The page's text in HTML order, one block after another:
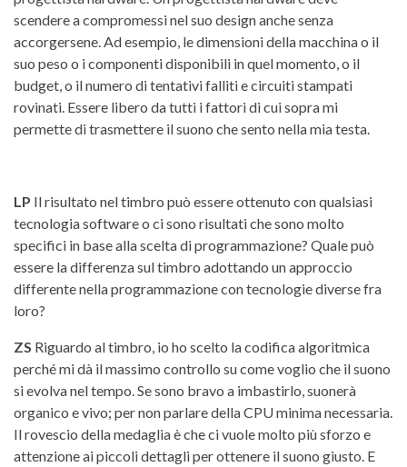
scendere a compromessi nel suo design anche senza
accorgersene. Ad esempio, le dimensioni della macchina o il
suo peso o i componenti disponibili in quel momento, o il
budget, o il numero di tentativi falliti e circuiti stampati
rovinati. Essere libero da tutti i fattori di cui sopra mi
permette di trasmettere il suono che sento nella mia testa.
LP Il risultato nel timbro può essere ottenuto con qualsiasi
tecnologia software o ci sono risultati che sono molto
specifici in base alla scelta di programmazione? Quale può
essere la differenza sul timbro adottando un approccio
differente nella programmazione con tecnologie diverse fra
loro?
ZS Riguardo al timbro, io ho scelto la codifica algoritmica
perché mi dà il massimo controllo su come voglio che il suono
si evolva nel tempo. Se sono bravo a imbastirlo, suonerà
organico e vivo; per non parlare della CPU minima necessaria.
Il rovescio della medaglia è che ci vuole molto più sforzo e
attenzione ai piccoli dettagli per ottenere il suono giusto. E